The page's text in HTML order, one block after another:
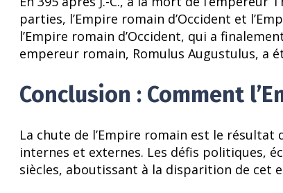
parties, l’Empire romain d’Occident et
l’Empire romain d’Occident, qui a
empereur romain, Romulus Augustulus, a
Conclusion : Comment
La chute de l’Empire romain est le
internes et externes. Les défis politiques,
siècles, aboutissant à la disparition de cet